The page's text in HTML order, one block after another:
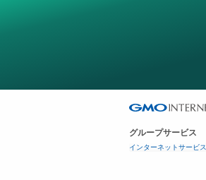
グループサービス
インターネットサービス